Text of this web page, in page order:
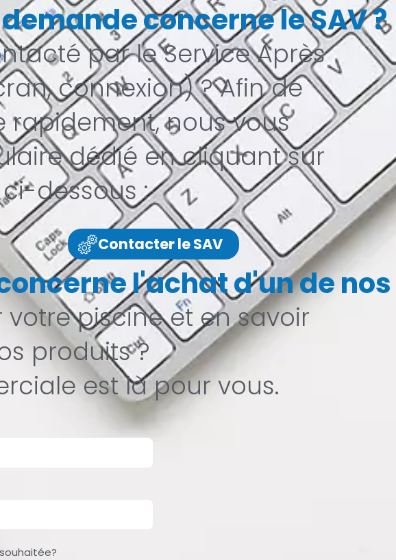
concerne le SAV ?
par le Service Après
connexion) ? Afin de
nous vous
dédié en cliquant sur
dessous :
Contacter le SAV
l'achat d'un de
piscine et en savoir
produits ?
est là pour vous.